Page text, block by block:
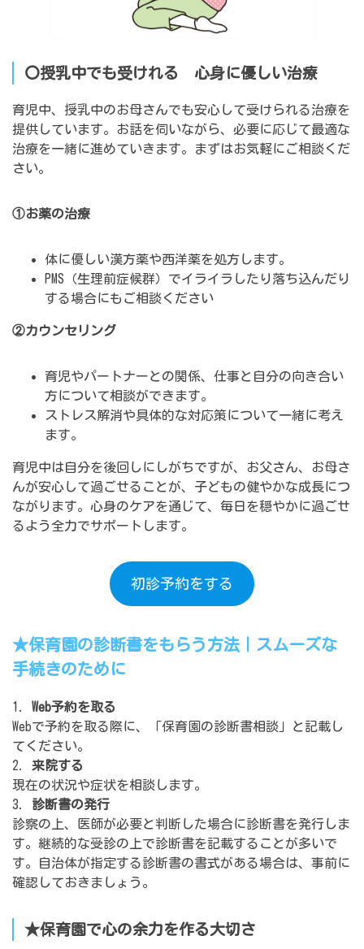
〇授乳中でも受けれる 心身に優しい治療
育児中、授乳中のお母さんでも安心して受けられる治療を
提供しています。お話を伺いながら、必要に応じて最適な
治療を一緒に進めていきます。まずはお気軽にご相談くだ
さい。
①お薬の治療
体に優しい漢方薬や西洋薬を処方します。
PMS（生理前症候群）でイライラしたり落ち込んだり
する場合にもご相談ください
②カウンセリング
育児やパートナーとの関係、仕事と自分の向き合い
方について相談ができます。
ストレス解消や具体的な対応策について一緒に考え
ます。
育児中は自分を後回しにしがちですが、お父さん、お母さ
んが安心して過ごせることが、子どもの健やかな成長につ
ながります。心身のケアを通じて、毎日を穏やかに過ごせ
るよう全力でサポートします。
初診予約をする
★保育園の診断書をもらう方法｜スムーズな
手続きのために
1. Web予約を取る
Webで予約を取る際に、「保育園の診断書相談」と記載し
てください。
2. 来院する
現在の状況や症状を相談します。
3. 診断書の発行
診察の上、医師が必要と判断した場合に診断書を発行しま
す。継続的な受診の上で診断書を記載することが多いで
す。自治体が指定する診断書の書式がある場合は、事前に
確認しておきましょう。
★保育園で心の余力を作る大切さ